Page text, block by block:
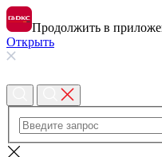
Продолжить в
Открыть